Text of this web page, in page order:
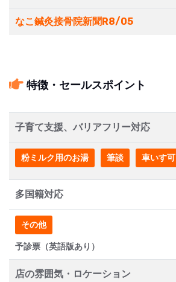
なこ鍼灸接骨院新聞R8/05
特徴・セールスポイント
子育て支援、バリアフリー対応
粉ミルク用のお湯 筆談 車いす可
多国籍対応
その他
予診票（英語版あり）
店の雰囲気・ロケーション